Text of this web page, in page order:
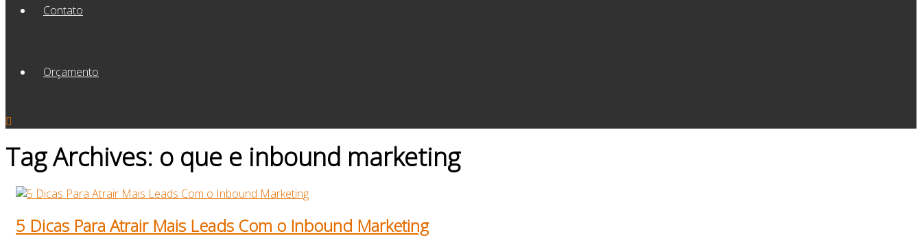
Contato
Orçamento
Tag Archives: o que e inbound marketing
5 Dicas Para Atrair Mais Leads Com o Inbound Marketing